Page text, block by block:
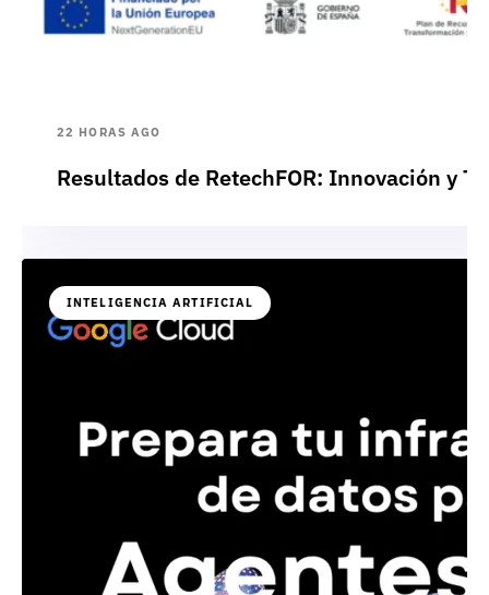
22 HORAS AGO
Resultados de RetechFOR: Innovación y
INTELIGENCIA ARTIFICIAL